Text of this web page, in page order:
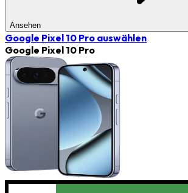
Ansehen
Google Pixel 10 Pro auswählen
Google Pixel 10 Pro